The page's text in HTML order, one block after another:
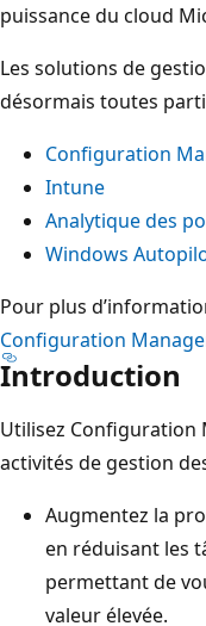
puissance du cloud
Les solutions de
désormais toutes
Configuration
Intune
Analytique des
Windows
Pour plus
Configuration
Introduction
Utilisez Configuration
activités de gestion
Augmentez la
en réduisant les
permettant de
valeur élevée.